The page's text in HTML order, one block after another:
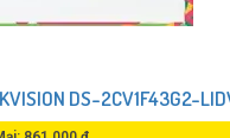
DS-2CV1F43G2-